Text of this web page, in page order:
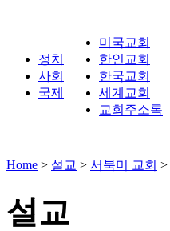
정치
사회
국제
미국교회
한인교회
한국교회
세계교회
교회주소록
Home > 설교 > 서북미 교회 >
설교